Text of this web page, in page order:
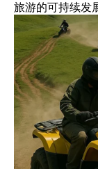
旅游的可持续发